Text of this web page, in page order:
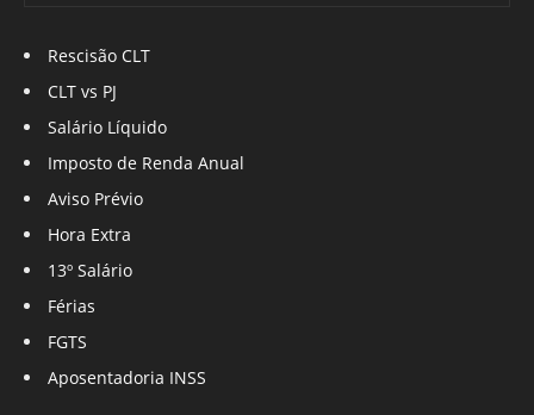
Rescisão CLT
CLT vs PJ
Salário Líquido
Imposto de Renda Anual
Aviso Prévio
Hora Extra
13º Salário
Férias
FGTS
Aposentadoria INSS